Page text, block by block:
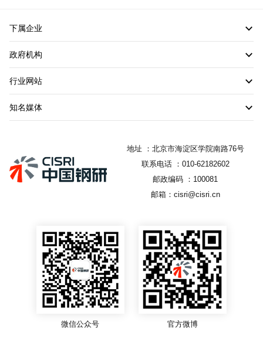
下属企业
政府机构
行业网站
知名媒体
地址 ：北京市海淀区学院南路76号
联系电话 ：010-62182602
邮政编码 ：100081
邮箱：cisri@cisri.cn
微信公众号 官方微博